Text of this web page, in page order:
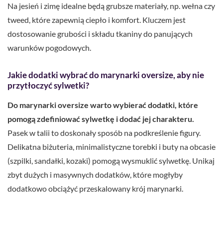
Na jesień i zimę idealne będą grubsze materiały, np. wełna czy
tweed, które zapewnią ciepło i komfort. Kluczem jest
dostosowanie grubości i składu tkaniny do panujących
warunków pogodowych.
Jakie dodatki wybrać do marynarki oversize, aby nie
przytłoczyć sylwetki?
Do marynarki oversize warto wybierać dodatki, które
pomogą zdefiniować sylwetkę i dodać jej charakteru.
Pasek w talii to doskonały sposób na podkreślenie figury.
Delikatna biżuteria, minimalistyczne torebki i buty na obcasie
(szpilki, sandałki, kozaki) pomogą wysmuklić sylwetkę. Unikaj
zbyt dużych i masywnych dodatków, które mogłyby
dodatkowo obciążyć przeskalowany krój marynarki.